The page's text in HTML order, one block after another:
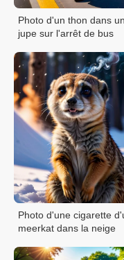
Photo d'un thon dans
jupe sur l'arrêt de bus
Photo d'une cigarette
meerkat dans la neige